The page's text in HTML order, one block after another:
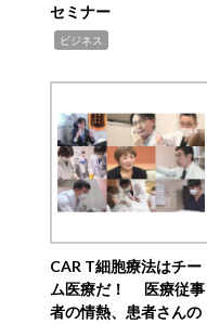
セミナー
ビジネス
CAR T細胞療法はチー
ム医療だ！ 医療従事
者の情熱、患者さんの